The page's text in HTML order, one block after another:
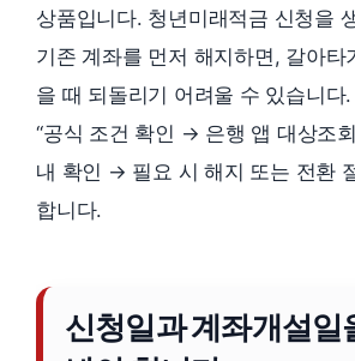
상품입니다. 청년미래적금 신청을
기존 계좌를 먼저 해지하면, 갈아타
을 때 되돌리기 어려울 수 있습니다
“공식 조건 확인 → 은행 앱 대상조
내 확인 → 필요 시 해지 또는 전환
합니다.
신청일과 계좌개설일